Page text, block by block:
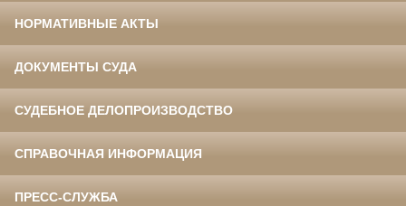
НОРМАТИВНЫЕ АКТЫ
ДОКУМЕНТЫ СУДА
СУДЕБНОЕ ДЕЛОПРОИЗВОДСТВО
СПРАВОЧНАЯ ИНФОРМАЦИЯ
ПРЕСС-СЛУЖБА